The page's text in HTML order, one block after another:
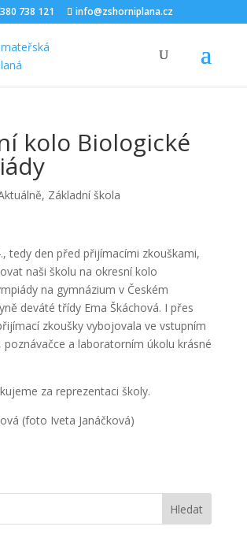
738 121 info@zshorniplana.cz
kolo Biologické
, Základní škola
tedy den před přijímacími zkouškami,
naši školu na okresní kolo
na gymnázium v Českém
deváté třídy Ema Škáchová. I přes
zkoušky vybojovala ve vstupním
poznávačce a laboratorním úkolu krásné
za reprezentaci školy.
(foto Iveta Janáčková)